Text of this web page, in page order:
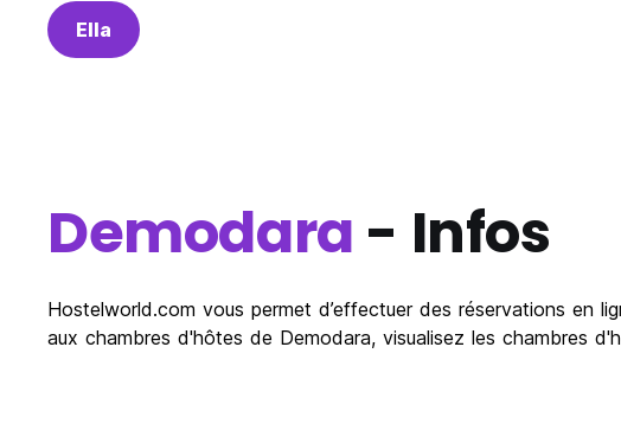
Ella
Demodara - Infos
Hostelworld.com vous permet d’effectuer des réservations en
aux chambres d'hôtes de Demodara, visualisez les chambres